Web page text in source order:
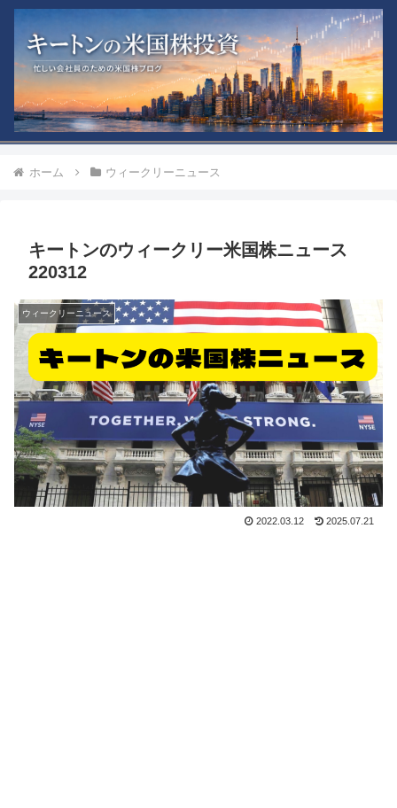
ホーム ウィークリーニュース
キートンのウィークリー米国株ニュース
220312
ウィークリーニュース
2022.03.12 2025.07.21